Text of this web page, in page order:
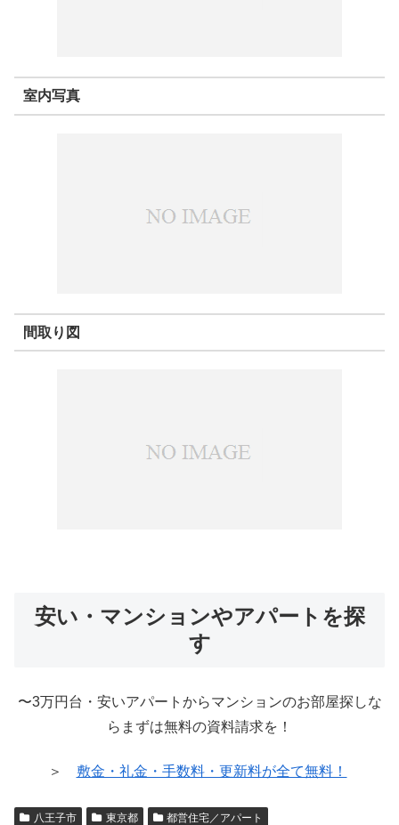
室内写真
間取り図
安い・マンションやアパートを探
す
〜3万円台・安いアパートからマンションのお部屋探しな
らまずは無料の資料請求を！
＞ 敷金・礼金・手数料・更新料が全て無料！
八王子市 東京都 都営住宅／アパート